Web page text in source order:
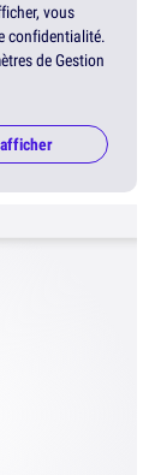
vous
confidentialité.
de Gestion